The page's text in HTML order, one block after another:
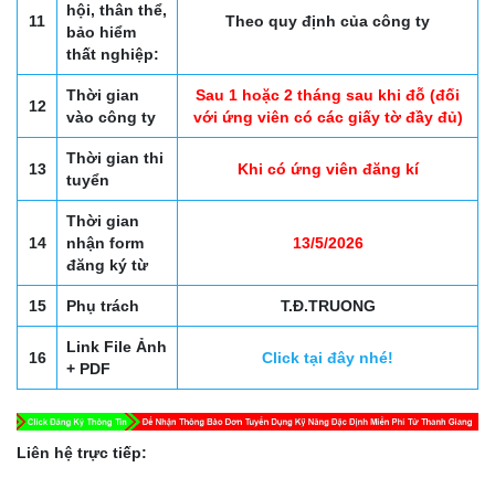
11
hội, thân thể,
bảo hiểm
thất nghiệp:
Theo quy định của công ty
12
Thời gian
vào công ty
Sau 1 hoặc 2 tháng sau khi đỗ (đối
với ứng viên có các giấy tờ đầy đủ)
13
Thời gian thi
tuyển
Khi có ứng viên đăng kí
14
Thời gian
nhận form
đăng ký từ
13/5/2026
15 Phụ trách T.Đ.TRUONG
16
Link File Ảnh
+ PDF
Click tại đây nhé!
Liên hệ trực tiếp: